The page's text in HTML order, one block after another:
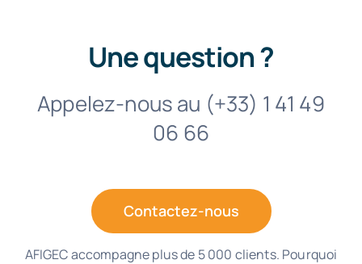
Une question ?
Appelez-nous au (+33) 1 41 49
06 66
Contactez-nous
AFIGEC accompagne plus de 5 000 clients. Pourquoi